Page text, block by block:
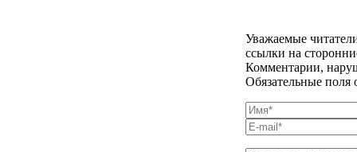
Уважаемые
ссылки на
Комментарии,
Обязательные поля